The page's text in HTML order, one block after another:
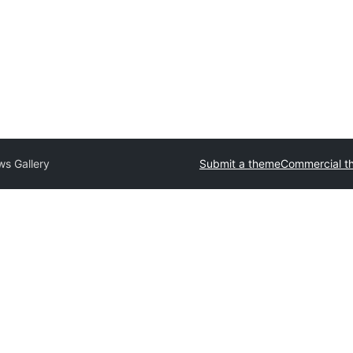
Gallery Submit a themeCommercial